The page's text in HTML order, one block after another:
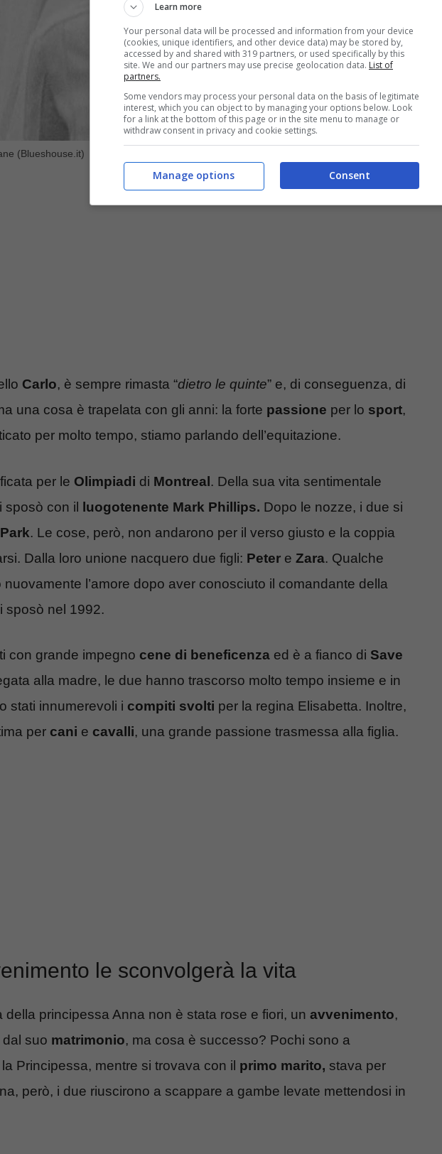
(Blueshouse.it)
Carlo, è sempre rimasta “dietro le quinte” e, di conseguenza, di
una cosa è trapelata con gli anni: la forte passione per lo sport,
per molto tempo, stiamo parlando dell’equitazione.
per le Olimpiadi di Montreal . Della sua vita sentimentale
sposò con il luogotenente Mark Phillips. Dopo le nozze, i due si
. Le cose, però, non andarono per il verso giusto e la coppia
Dalla loro unione nacquero due figli: Peter e Zara. Qualche
l’amore dopo aver conosciuto il comandante della
sposò nel 1992.
con grande impegno cene di beneficenza ed è a fianco di Save
alla madre, le due hanno trascorso molto tempo insieme e in
stati innumerevoli i compiti svolti per la regina Elisabetta. Inoltre,
per cani e cavalli, una grande passione trasmessa alla figlia.
le sconvolgerà la vita
della principessa Anna non è stata rose e fiori, un avvenimento,
suo matrimonio, ma cosa è successo? Pochi sono a
Principessa, mentre si trovava con il primo marito, stava per
però, i due riuscirono a scappare a gambe levate mettendosi in
Learn more
Your personal data will be processed and information from your device
(cookies, unique identifiers, and other device data) may be stored by,
accessed by and shared with 319 partners, or used specifically by this
site. We and our partners may use precise geolocation data. List of
partners.
Some vendors may process your personal data on the basis of legitimate
interest, which you can object to by managing your options below. Look
for a link at the bottom of this page or in the site menu to manage or
withdraw consent in privacy and cookie settings.
Consent
Manage options